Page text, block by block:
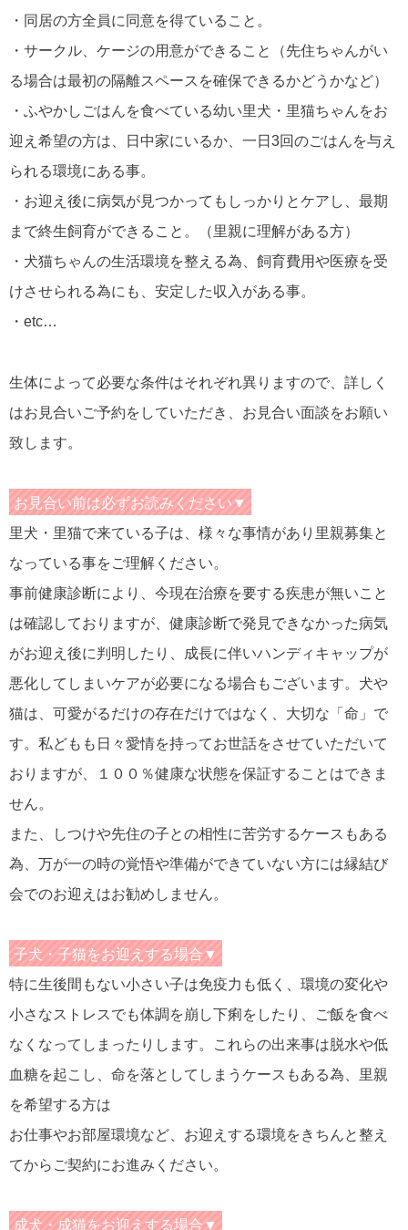
・同居の方全員に同意を得ていること。
・サークル、ケージの用意ができること（先住ちゃんがい
る場合は最初の隔離スペースを確保できるかどうかなど）
・ふやかしごはんを食べている幼い里犬・里猫ちゃんをお
迎え希望の方は、日中家にいるか、一日3回のごはんを与え
られる環境にある事。
・お迎え後に病気が見つかってもしっかりとケアし、最期
まで終生飼育ができること。（里親に理解がある方）
・犬猫ちゃんの生活環境を整える為、飼育費用や医療を受
けさせられる為にも、安定した収入がある事。
・etc…
生体によって必要な条件はそれぞれ異りますので、詳しく
はお見合いご予約をしていただき、お見合い面談をお願い
致します。
お見合い前は必ずお読みください▼
里犬・里猫で来ている子は、様々な事情があり里親募集と
なっている事をご理解ください。
事前健康診断により、今現在治療を要する疾患が無いこと
は確認しておりますが、健康診断で発見できなかった病気
がお迎え後に判明したり、成長に伴いハンディキャップが
悪化してしまいケアが必要になる場合もございます。犬や
猫は、可愛がるだけの存在だけではなく、大切な「命」で
す。私どもも日々愛情を持ってお世話をさせていただいて
おりますが、１００％健康な状態を保証することはできま
せん。
また、しつけや先住の子との相性に苦労するケースもある
為、万が一の時の覚悟や準備ができていない方には縁結び
会でのお迎えはお勧めしません。
子犬・子猫をお迎えする場合▼
特に生後間もない小さい子は免疫力も低く、環境の変化や
小さなストレスでも体調を崩し下痢をしたり、ご飯を食べ
なくなってしまったりします。これらの出来事は脱水や低
血糖を起こし、命を落としてしまうケースもある為、里親
を希望する方は
お仕事やお部屋環境など、お迎えする環境をきちんと整え
てからご契約にお進みください。
成犬・成猫をお迎えする場合▼